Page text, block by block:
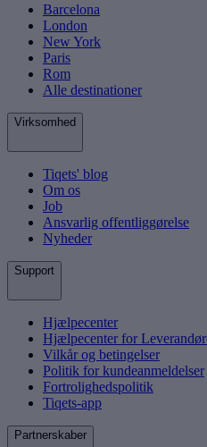
Barcelona
London
New York
Paris
Rom
Alle destinationer
Virksomhed
Tiqets' blog
Om os
Job
Ansvarlig offentliggørelse
Nyheder
Support
Hjælpecenter
Hjælpecenter for
Vilkår og betingelser
Politik for kundeanmeldelser
Fortrolighedspolitik
Tiqets-app
Partnerskaber